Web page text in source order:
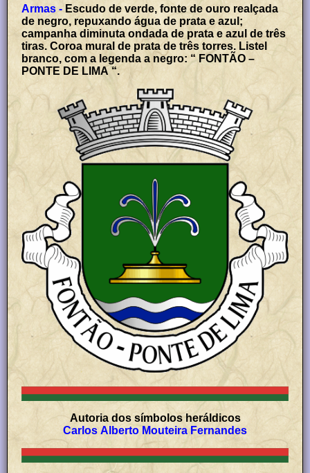
Armas - Escudo de verde, fonte de ouro realçada
de negro, repuxando água de prata e azul;
campanha diminuta ondada de prata e azul de três
tiras. Coroa mural de prata de três torres. Listel
branco, com a legenda a negro: “ FONTÃO –
PONTE DE LIMA “.
Autoria dos símbolos heráldicos
Carlos Alberto Mouteira Fernandes